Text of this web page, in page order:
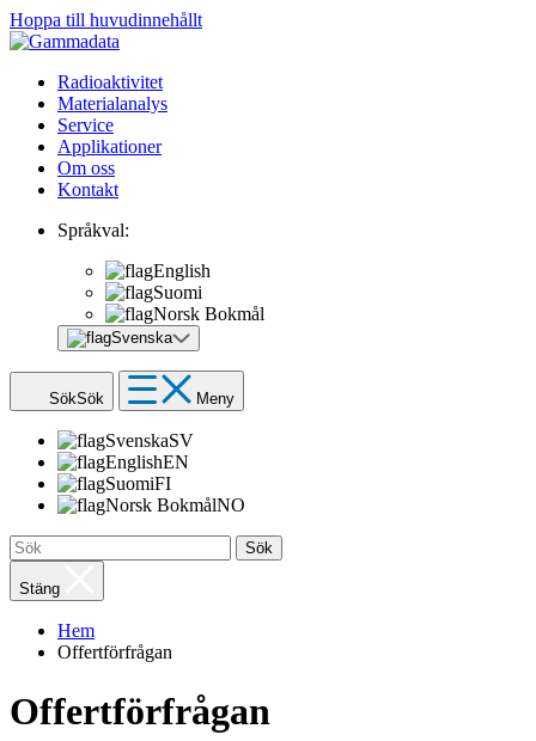
Hoppa till huvudinnehållt
Radioaktivitet
Materialanalys
Service
Applikationer
Om oss
Kontakt
Språkval:
English
Suomi
Norsk Bokmål
Svenska
SökSök Meny
SvenskaSV
EnglishEN
SuomiFI
Norsk BokmålNO
Sök
Stäng
Hem
Offertförfrågan
Offertförfrågan